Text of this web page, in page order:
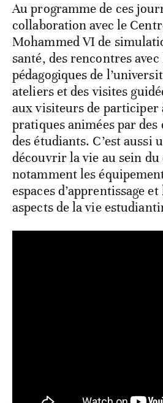
Au programme de ces
collaboration avec le
Mohammed VI de
santé, des rencontres avec
pédagogiques de
ateliers et des visites
aux visiteurs de participer
pratiques animées par des
des étudiants. C’est aussi
découvrir la vie au sein du
notamment les
espaces d’apprentissage
aspects de la vie